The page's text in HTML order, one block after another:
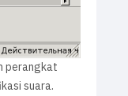
perangkat
suara.